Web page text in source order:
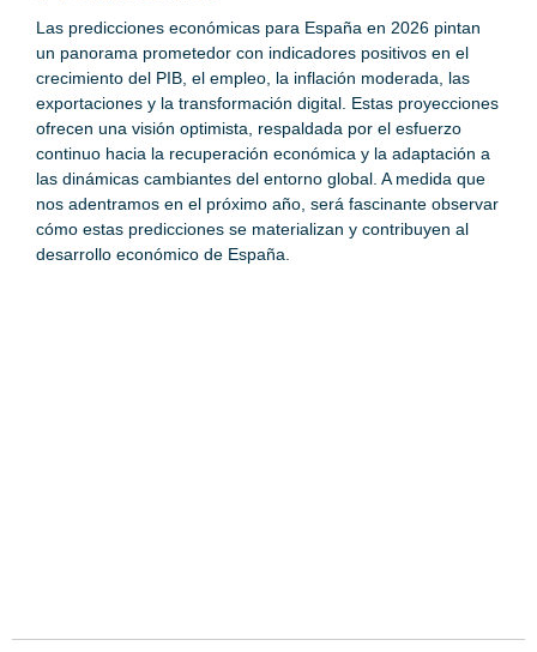
Las predicciones económicas para España en 2026 pintan
un panorama prometedor con indicadores positivos en el
crecimiento del PIB, el empleo, la inflación moderada, las
exportaciones y la transformación digital. Estas proyecciones
ofrecen una visión optimista, respaldada por el esfuerzo
continuo hacia la recuperación económica y la adaptación a
las dinámicas cambiantes del entorno global. A medida que
nos adentramos en el próximo año, será fascinante observar
cómo estas predicciones se materializan y contribuyen al
desarrollo económico de España.